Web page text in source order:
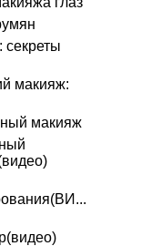
секреты
макияж:
макияж